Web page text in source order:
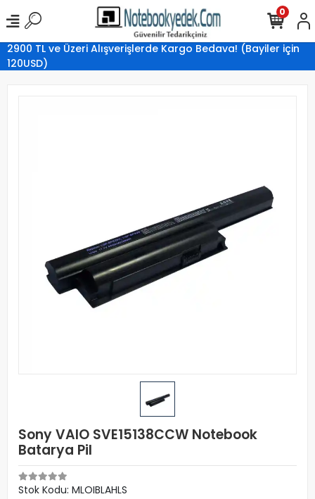
2900 TL ve Üzeri Alışverişlerde Kargo Bedava! (Bayiler için
120USD)
0
Sony VAIO SVE15138CCW Notebook
Batarya Pil
Stok Kodu: MLOIBLAHLS